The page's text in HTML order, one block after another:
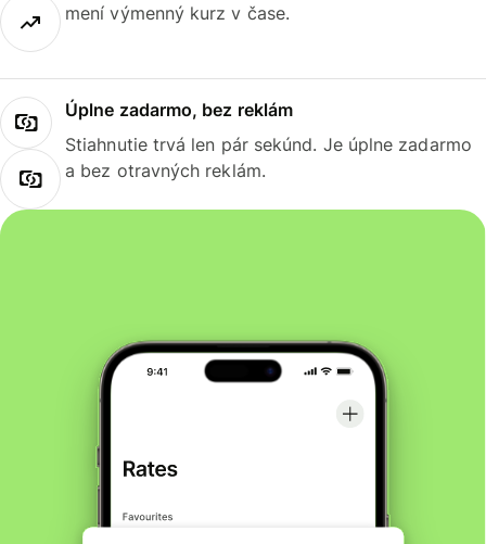
mení výmenný kurz v čase.
Úplne zadarmo, bez reklám
Stiahnutie trvá len pár sekúnd. Je úplne zadarmo
a bez otravných reklám.